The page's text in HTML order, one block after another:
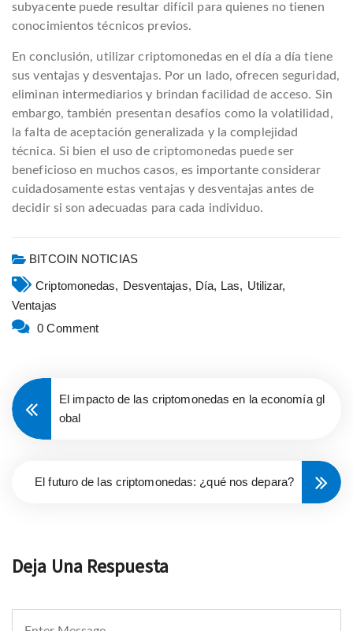
subyacente puede resultar difícil para quienes no tienen
conocimientos técnicos previos.
En conclusión, utilizar criptomonedas en el día a día tiene
sus ventajas y desventajas. Por un lado, ofrecen seguridad,
eliminan intermediarios y brindan facilidad de acceso. Sin
embargo, también presentan desafíos como la volatilidad,
la falta de aceptación generalizada y la complejidad
técnica. Si bien el uso de criptomonedas puede ser
beneficioso en muchos casos, es importante considerar
cuidadosamente estas ventajas y desventajas antes de
decidir si son adecuadas para cada individuo.
BITCOIN NOTICIAS
Criptomonedas, Desventajas, Día, Las, Utilizar,
Ventajas
0 Comment
El impacto de las criptomonedas en la economía gl
obal
El futuro de las criptomonedas: ¿qué nos depara?
Deja Una Respuesta